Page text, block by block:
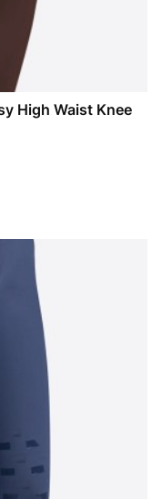
High Waist Knee
Zobacz szczegóły